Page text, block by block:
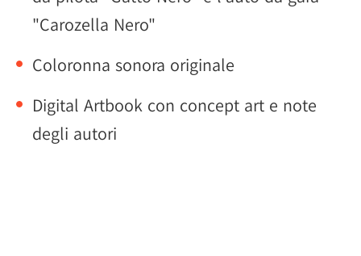
"Carozella Nero"
Coloronna sonora originale
Digital Artbook con concept art e note
degli autori